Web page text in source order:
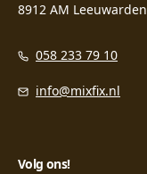
8912 AM Leeuwarden
058 233 79 10
info@mixfix.nl
Volg ons!